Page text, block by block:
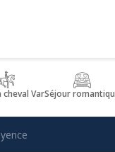
cheval VarSéjour